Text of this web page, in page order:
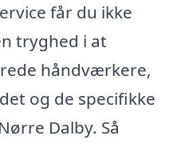
får du ikke
tryghed i at
håndværkere,
og de specifikke
Dalby. Så